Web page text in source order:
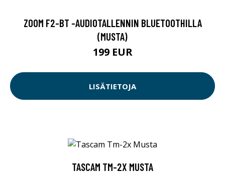
ZOOM F2-BT -AUDIOTALLENNIN BLUETOOTHILLA
(MUSTA)
199 EUR
LISÄTIETOJA
TASCAM TM-2X MUSTA